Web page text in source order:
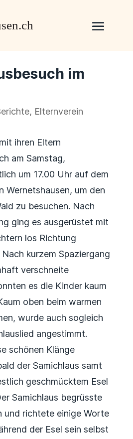
im
, Elternverein
ihren Eltern
am Samstag,
um 17.00 Uhr auf dem
Wernetshausen, um den
zu besuchen. Nach
ging es ausgerüstet mit
los Richtung
kurzem Spaziergang
verschneite
es die Kinder kaum
oben beim warmen
wurde auch sogleich
angestimmt.
schönen Klänge
der Samichlaus samt
geschmücktem Esel
Samichlaus begrüsste
und richtete einige Worte
der Esel sein selbst